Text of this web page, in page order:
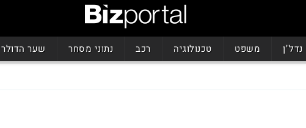
נדל"ן משפט טכנולוגיה רכב נתוני מסחר שער הדולר